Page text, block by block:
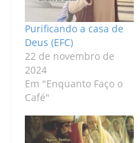
Purificando a casa de
Deus (EFC)
22 de novembro de
2024
Em "Enquanto Faço o
Café"